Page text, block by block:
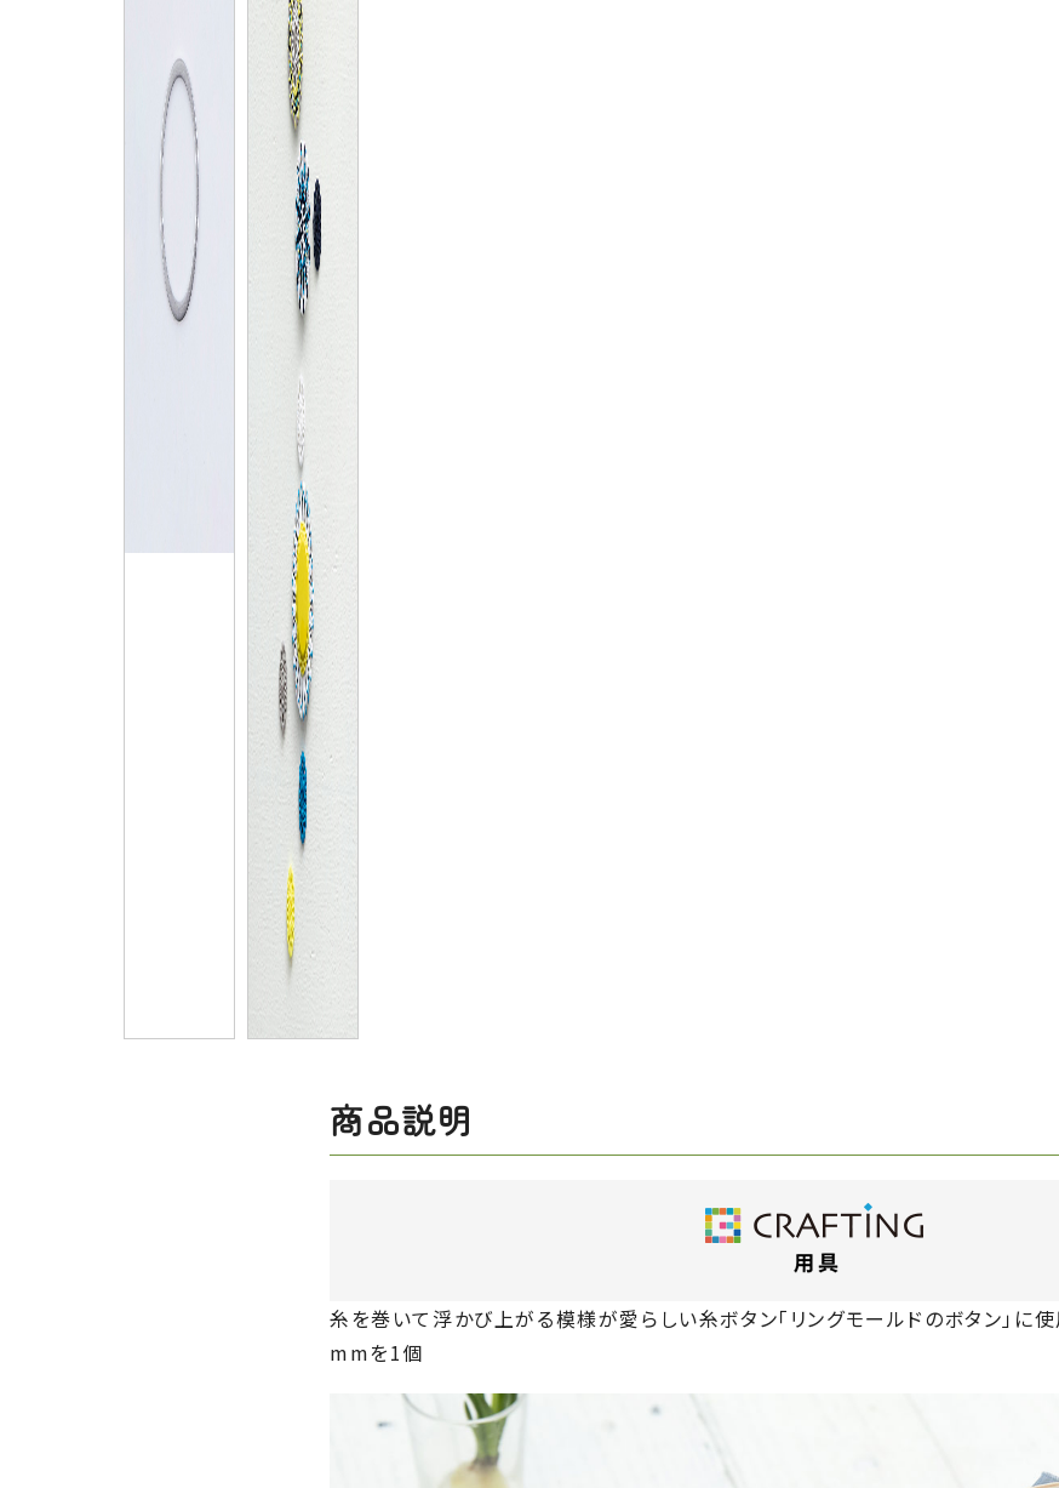
商品説明
糸を巻いて浮かび上がる模様が愛らしい糸ボタン「リングモールドのボタン」に
mmを1個